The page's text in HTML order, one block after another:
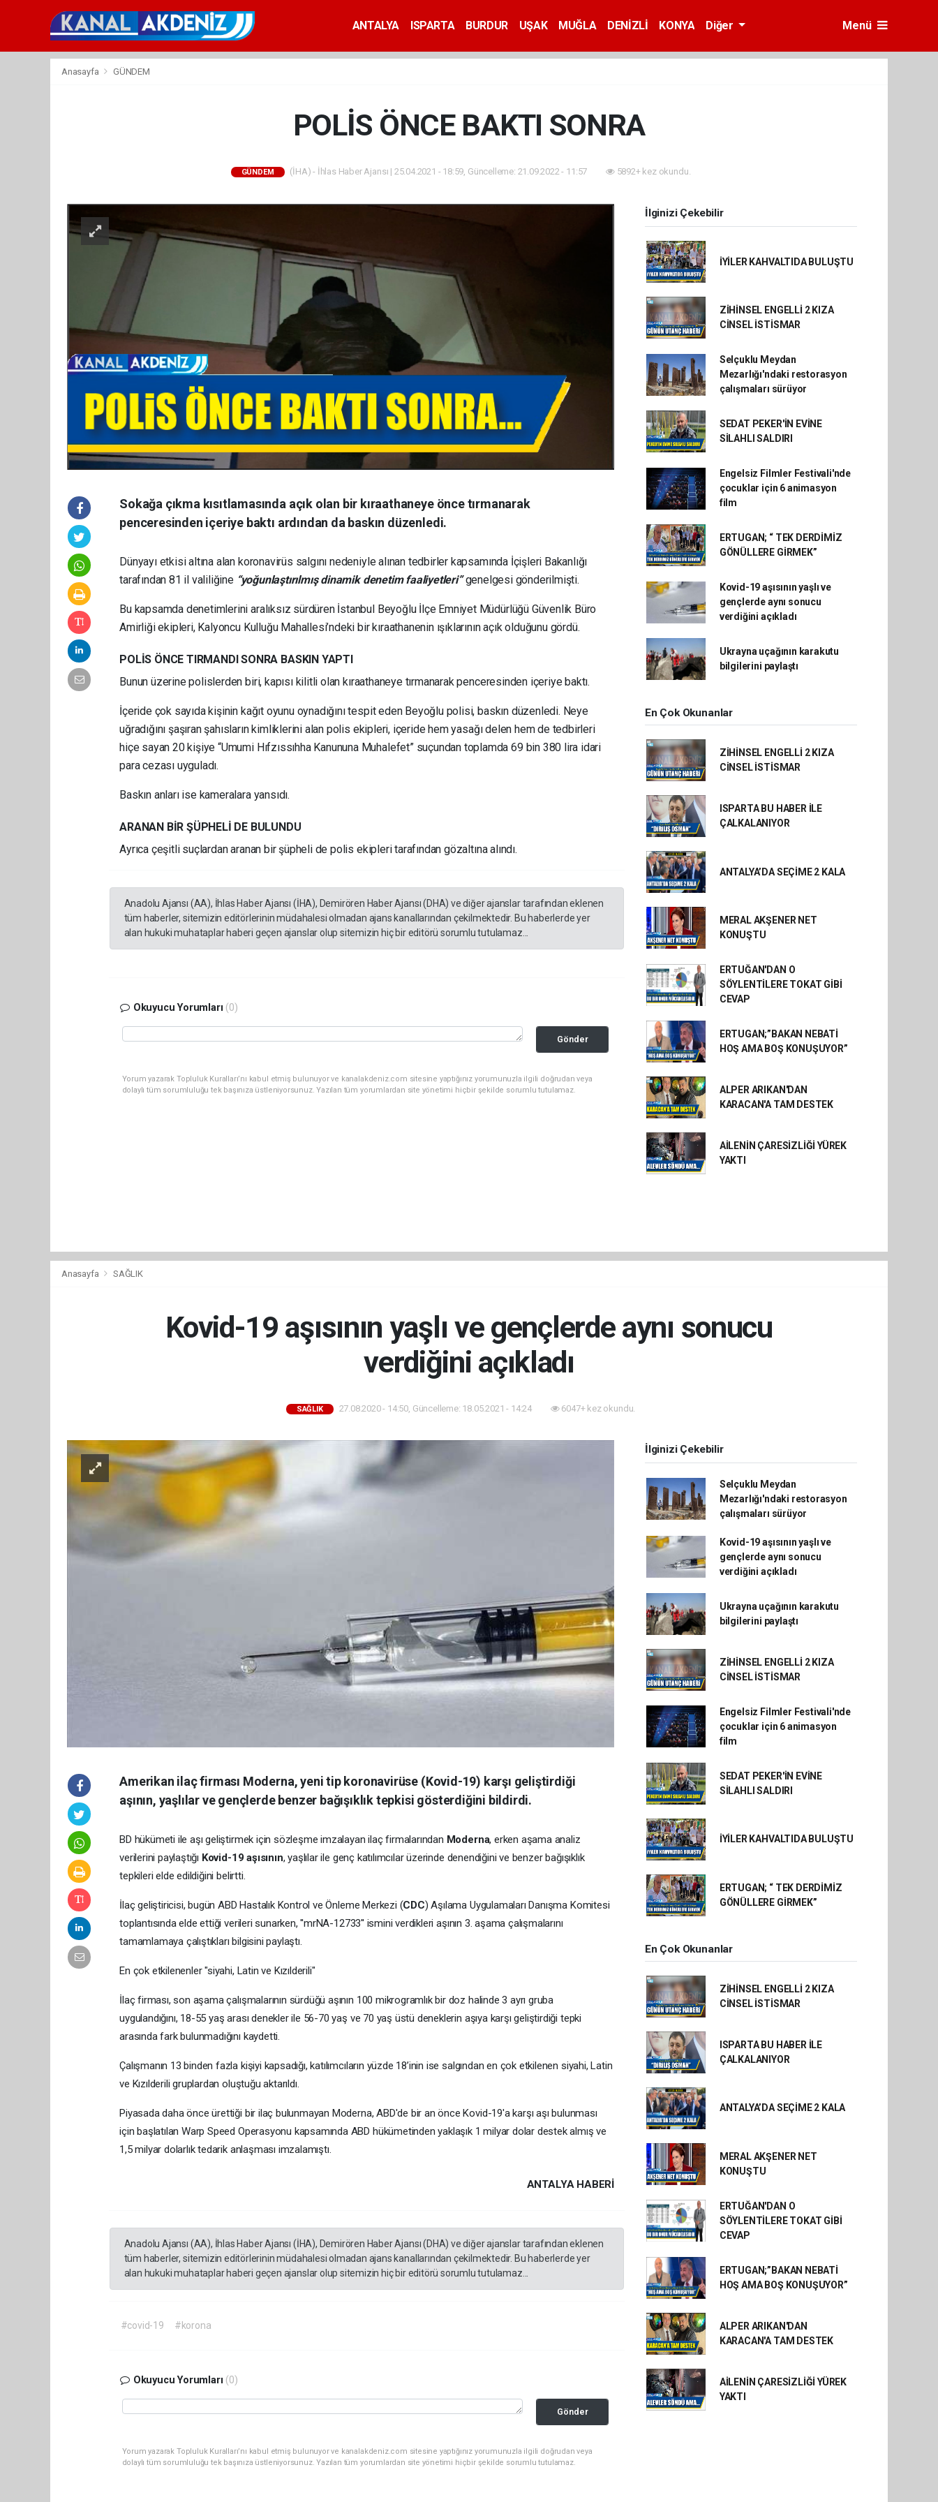
ANTALYA ISPARTA BURDUR UŞAK MUĞLA DENİZLİ KONYA Diğer Menü
Anasayfa GÜNDEM
POLİS ÖNCE BAKTI SONRA
GÜNDEM (İHA) - İhlas Haber Ajansı | 25.04.2021 - 18:59, Güncelleme: 21.09.2022 - 11:57 5892+ kez okundu.
Sokağa çıkma kısıtlamasında açık olan bir kıraathaneye önce tırmanarak
penceresinden içeriye baktı ardından da baskın düzenledi.
Dünyayı etkisi altına alan koronavirüs salgını nedeniyle alınan tedbirler kapsamında İçişleri Bakanlığı
tarafından 81 il valiliğine“yoğunlaştırılmış dinamik denetim faaliyetleri”genelgesi gönderilmişti.
Bu kapsamda denetimlerini aralıksız sürdüren İstanbul Beyoğlu İlçe Emniyet Müdürlüğü Güvenlik Büro
Amirliği ekipleri, Kalyoncu Kulluğu Mahallesi’ndeki bir kıraathanenin ışıklarının açık olduğunu gördü.
POLİS ÖNCE TIRMANDI SONRA BASKIN YAPTI
Bunun üzerine polislerden biri, kapısı kilitli olan kıraathaneye tırmanarak penceresinden içeriye baktı.
İçeride çok sayıda kişinin kağıt oyunu oynadığını tespit eden Beyoğlu polisi, baskın düzenledi. Neye
uğradığını şaşıran şahısların kimliklerini alan polis ekipleri, içeride hem yasağı delen hem de tedbirleri
hiçe sayan 20 kişiye “Umumi Hıfzıssıhha Kanununa Muhalefet” suçundan toplamda 69 bin 380 lira idari
para cezası uyguladı.
Baskın anları ise kameralara yansıdı.
ARANAN BİR ŞÜPHELİ DE BULUNDU
Ayrıca çeşitli suçlardan aranan bir şüpheli de polis ekipleri tarafından gözaltına alındı.
Anadolu Ajansı (AA), İhlas Haber Ajansı (İHA), Demirören Haber Ajansı (DHA) ve diğer ajanslar tarafından eklenen
tüm haberler, sitemizin editörlerinin müdahalesi olmadan ajans kanallarından çekilmektedir. Bu haberlerde yer
alan hukuki muhataplar haberi geçen ajanslar olup sitemizin hiç bir editörü sorumlu tutulamaz...
Okuyucu Yorumları (0)
Gönder
Yorum yazarak Topluluk Kuralları’nı kabul etmiş bulunuyor ve kanalakdeniz.com sitesine yaptığınız yorumunuzla ilgili doğrudan veya
dolaylı tüm sorumluluğu tek başınıza üstleniyorsunuz. Yazılan tüm yorumlardan site yönetimi hiçbir şekilde sorumlu tutulamaz.
İlginizi Çekebilir
İYİLER KAHVALTIDA BULUŞTU
ZİHİNSEL ENGELLİ 2 KIZA
CİNSEL İSTİSMAR
Selçuklu Meydan
Mezarlığı'ndaki restorasyon
çalışmaları sürüyor
SEDAT PEKER'İN EVİNE
SİLAHLI SALDIRI
Engelsiz Filmler Festivali'nde
çocuklar için 6 animasyon
film
ERTUGAN; “ TEK DERDİMİZ
GÖNÜLLERE GİRMEK”
Kovid-19 aşısının yaşlı ve
gençlerde aynı sonucu
verdiğini açıkladı
Ukrayna uçağının karakutu
bilgilerini paylaştı
En Çok Okunanlar
ZİHİNSEL ENGELLİ 2 KIZA
CİNSEL İSTİSMAR
ISPARTA BU HABER İLE
ÇALKALANIYOR
ANTALYA’DA SEÇİME 2 KALA
MERAL AKŞENER NET
KONUŞTU
ERTUĞAN'DAN O
SÖYLENTİLERE TOKAT GİBİ
CEVAP
ERTUGAN;”BAKAN NEBATİ
HOŞ AMA BOŞ KONUŞUYOR”
ALPER ARIKAN'DAN
KARACAN'A TAM DESTEK
AİLENİN ÇARESİZLİĞİ YÜREK
YAKTI
Anasayfa SAĞLIK
Kovid-19 aşısının yaşlı ve gençlerde aynı sonucu
verdiğini açıkladı
SAĞLIK 27.08.2020 - 14:50, Güncelleme: 18.05.2021 - 14:24 6047+ kez okundu.
Amerikan ilaç firması Moderna, yeni tip koronavirüse (Kovid-19) karşı geliştirdiği
aşının, yaşlılar ve gençlerde benzer bağışıklık tepkisi gösterdiğini bildirdi.
BD hükümeti ile aşı geliştirmek için sözleşme imzalayan ilaç firmalarından Moderna, erken aşama analiz
verilerini paylaştığı Kovid-19 aşısının, yaşlılar ile genç katılımcılar üzerinde denendiğini ve benzer bağışıklık
tepkileri elde edildiğini belirtti.
İlaç geliştiricisi, bugün ABD Hastalık Kontrol ve Önleme Merkezi (CDC) Aşılama Uygulamaları Danışma Komitesi
toplantısında elde ettiği verileri sunarken, ''mrNA-12733'' ismini verdikleri aşının 3. aşama çalışmalarını
tamamlamaya çalıştıkları bilgisini paylaştı.
En çok etkilenenler "siyahi, Latin ve Kızılderili"
İlaç firması, son aşama çalışmalarının sürdüğü aşının 100 mikrogramlık bir doz halinde 3 ayrı gruba
uygulandığını, 18-55 yaş arası denekler ile 56-70 yaş ve 70 yaş üstü deneklerin aşıya karşı geliştirdiği tepki
arasında fark bulunmadığını kaydetti.
Çalışmanın 13 binden fazla kişiyi kapsadığı, katılımcıların yüzde 18’inin ise salgından en çok etkilenen siyahi, Latin
ve Kızılderili gruplardan oluştuğu aktarıldı.
Piyasada daha önce ürettiği bir ilaç bulunmayan Moderna, ABD'de bir an önce Kovid-19'a karşı aşı bulunması
için başlatılan Warp Speed ​​Operasyonu kapsamında ABD hükümetinden yaklaşık 1 milyar dolar destek almış ve
1,5 milyar dolarlık tedarik anlaşması imzalamıştı.
ANTALYA HABERİ
Anadolu Ajansı (AA), İhlas Haber Ajansı (İHA), Demirören Haber Ajansı (DHA) ve diğer ajanslar tarafından eklenen
tüm haberler, sitemizin editörlerinin müdahalesi olmadan ajans kanallarından çekilmektedir. Bu haberlerde yer
alan hukuki muhataplar haberi geçen ajanslar olup sitemizin hiç bir editörü sorumlu tutulamaz...
#covid-19 #korona
Okuyucu Yorumları (0)
Gönder
Yorum yazarak Topluluk Kuralları’nı kabul etmiş bulunuyor ve kanalakdeniz.com sitesine yaptığınız yorumunuzla ilgili doğrudan veya
dolaylı tüm sorumluluğu tek başınıza üstleniyorsunuz. Yazılan tüm yorumlardan site yönetimi hiçbir şekilde sorumlu tutulamaz.
İlginizi Çekebilir
Selçuklu Meydan
Mezarlığı'ndaki restorasyon
çalışmaları sürüyor
Kovid-19 aşısının yaşlı ve
gençlerde aynı sonucu
verdiğini açıkladı
Ukrayna uçağının karakutu
bilgilerini paylaştı
ZİHİNSEL ENGELLİ 2 KIZA
CİNSEL İSTİSMAR
Engelsiz Filmler Festivali'nde
çocuklar için 6 animasyon
film
SEDAT PEKER'İN EVİNE
SİLAHLI SALDIRI
İYİLER KAHVALTIDA BULUŞTU
ERTUGAN; “ TEK DERDİMİZ
GÖNÜLLERE GİRMEK”
En Çok Okunanlar
ZİHİNSEL ENGELLİ 2 KIZA
CİNSEL İSTİSMAR
ISPARTA BU HABER İLE
ÇALKALANIYOR
ANTALYA’DA SEÇİME 2 KALA
MERAL AKŞENER NET
KONUŞTU
ERTUĞAN'DAN O
SÖYLENTİLERE TOKAT GİBİ
CEVAP
ERTUGAN;”BAKAN NEBATİ
HOŞ AMA BOŞ KONUŞUYOR”
ALPER ARIKAN'DAN
KARACAN'A TAM DESTEK
AİLENİN ÇARESİZLİĞİ YÜREK
YAKTI